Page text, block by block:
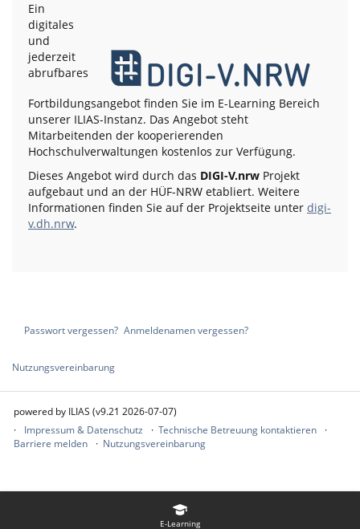
E-Learning
Ein
digitales
und
jederzeit
abrufbares
Fortbildungsangebot finden Sie im E-Learning Bereich
unserer ILIAS-Instanz. Das Angebot steht
Mitarbeitenden der kooperierenden
Hochschulverwaltungen kostenlos zur Verfügung.
Dieses Angebot wird durch das DIGI-V.nrw Projekt
aufgebaut und an der HÜF-NRW etabliert. Weitere
Informationen finden Sie auf der Projektseite unter digi-
v.dh.nrw.
Passwort vergessen? Anmeldenamen vergessen?
Nutzungsvereinbarung
powered by ILIAS (v9.21 2026-07-07)
Impressum & Datenschutz
Technische Betreuung kontaktieren
Barriere melden
Nutzungsvereinbarung